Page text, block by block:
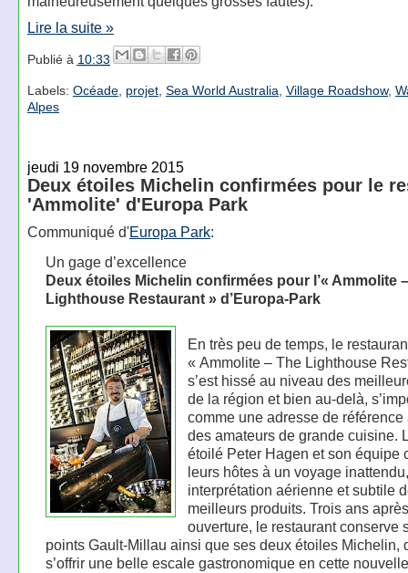
Lire la suite »
Publié à 10:33
Labels: Océade, projet, Sea World Australia Village Roadshow,
Alpes
jeudi 19 novembre 2015
Deux étoiles Michelin confirmées pour le
'Ammolite' d'Europa Park
Communiqué d'Europa Park:
Un gage d’excellence
Deux étoiles Michelin confirmées pour l’« Ammolite
Lighthouse Restaurant » d’Europa-Park
En très peu de temps, le
« Ammolite – The Lighthouse
s’est hissé au niveau des
de la région et bien au-delà,
comme une adresse de référence
des amateurs de grande cuisine.
étoilé Peter Hagen et son équipe
leurs hôtes à un voyage
interprétation aérienne et subtile
meilleurs produits. Trois ans
ouverture, le restaurant conserve
points Gault-Millau ainsi que ses deux étoiles Michelin,
s’offrir une belle escale gastronomique en cette